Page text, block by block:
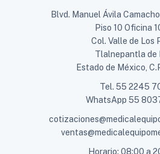
Blvd. Manuel Ávila
Piso 10 Oficina
Col. Valle de Los
Tlalnepantla de
Estado de México,
Tel. 55 2245
WhatsApp 55
Horario: 08:00 a